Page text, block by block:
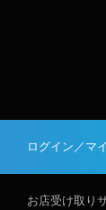
ログイン／マ
お店受け取り